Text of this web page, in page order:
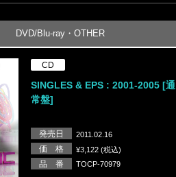
DVD/Blu-ray・OTHER
CD
SINGLES & EPS : 2001-2005 [通
常盤]
発売日 2011.02.16
価 格 ¥3,122 (税込)
品 番 TOCP-70979